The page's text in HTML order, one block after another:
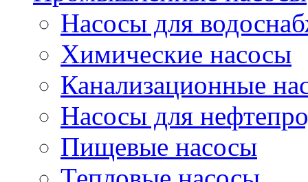
Насосы для
Химические насосы
Канализационные
Насосы для
Пищевые насосы